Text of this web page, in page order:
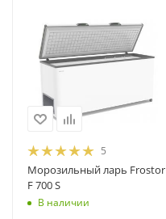
5
Морозильный ларь Frostor
F 700 S
В наличии